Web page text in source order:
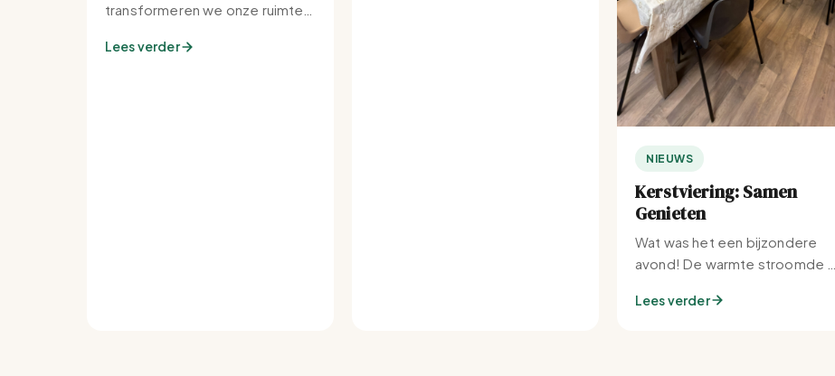
transformeren we onze ruimte
buurt.
Lees verder
NIEUWS
Kerstviering: Samen
Genieten
Wat was het een bijzondere
avond! De warmte stroomde bij
Lees verder